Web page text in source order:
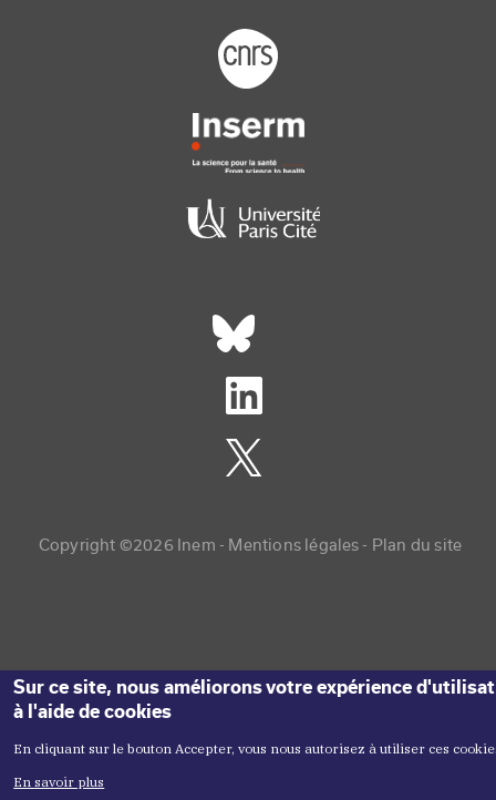
Footer logo tutelles
Réseaux sociaux footer
Copyright ©2026 Inem - Copyright menu
Mentions légales Plan du site
Sur ce site, nous améliorons votre expérience
à l'aide de cookies
En cliquant sur le bouton Accepter, vous nous autorisez à utiliser ces
En savoir plus